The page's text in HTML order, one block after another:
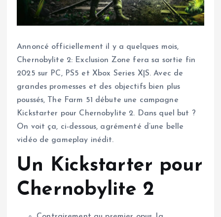
Annoncé officiellement il y a quelques mois,
Chernobylite 2: Exclusion Zone fera sa sortie fin
2025 sur PC, PS5 et Xbox Series X|S. Avec de
grandes promesses et des objectifs bien plus
poussés, The Farm 51 débute une campagne
Kickstarter pour Chernobylite 2. Dans quel but ?
On voit ça, ci-dessous, agrémenté d’une belle
vidéo de gameplay inédit.
Un Kickstarter pour
Chernobylite 2